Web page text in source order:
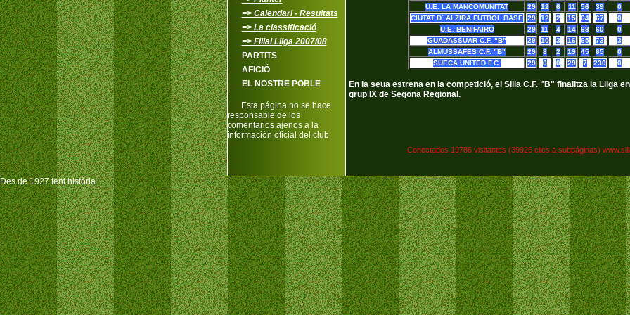
=> Calendari - Resultats
=> La classificació
=> Filial Lliga 2007/08
PARTITS
AFICIÓ
EL NOSTRE POBLE
Esta página no se hace
responsable de los
comentarios ajenos a la
información oficial del club
U.E. LA MANCOMUNITAT 29 12 6 11 56 39
0
CIUTAT D´ ALZIRA FUTBOL BASE
29 12 2 15 64 67
0
U.E. BENIFAIRÓ
29 11 4 14 68 60
0
GUADASSUAR C.F. "B"
29 10 3 16 65 73
3
ALMUSSAFES C.F. "B"
29 8 2 19 45 65
0
SUECA UNITED F.C.
29 0 0 29 7 230 0
En la seua estrena en la competició, el Silla C.F. "B" finalitza la Lliga
grup IX de Segona Regional.
Conectados 19786 visitantes (39926 clics a subpáginas)
Des de 1927 fent història